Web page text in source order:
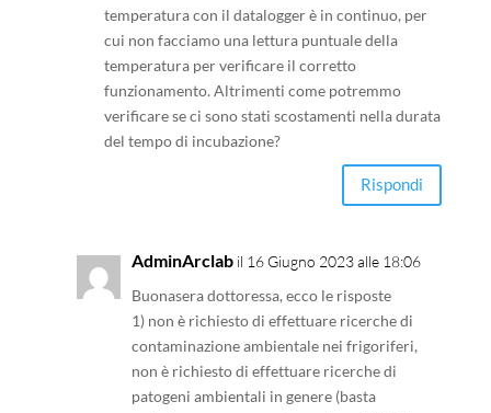
temperatura con il datalogger è in continuo, per
cui non facciamo una lettura puntuale della
temperatura per verificare il corretto
funzionamento. Altrimenti come potremmo
verificare se ci sono stati scostamenti nella durata
del tempo di incubazione?
Rispondi
AdminArclab il 16 Giugno 2023 alle 18:06
Buonasera dottoressa, ecco le risposte
1) non è richiesto di effettuare ricerche di
contaminazione ambientale nei frigoriferi,
non è richiesto di effettuare ricerche di
patogeni ambientali in genere (basta